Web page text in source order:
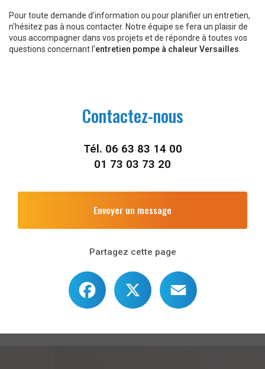
Pour toute demande d'information ou pour planifier un entretien,
n'hésitez pas à nous contacter. Notre équipe se fera un plaisir de
vous accompagner dans vos projets et de répondre à toutes vos
questions concernant l'entretien pompe à chaleur Versailles
Contactez-nous
Tél. 06 63 83 14 00
01 73 03 73 20
Envoyer un message
Partagez cette page
Facebook